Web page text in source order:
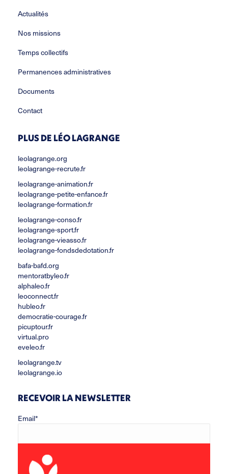
Actualités
Nos missions
Temps collectifs
Permanences administratives
Documents
Contact
PLUS DE LÉO LAGRANGE
leolagrange.org
leolagrange-recrute.fr
leolagrange-animation.fr
leolagrange-petite-enfance.fr
leolagrange-formation.fr
leolagrange-conso.fr
leolagrange-sport.fr
leolagrange-vieasso.fr
leolagrange-fondsdedotation.fr
bafa-bafd.org
mentoratbyleo.fr
alphaleo.fr
leoconnect.fr
hubleo.fr
democratie-courage.fr
picuptour.fr
virtual.pro
eveleo.fr
leolagrange.tv
leolagrange.io
RECEVOIR LA NEWSLETTER
Email*
Prénom